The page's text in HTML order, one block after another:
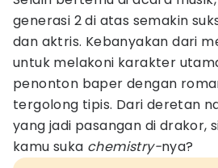
generasi 2 di atas semakin
dan aktris. Kebanyakan dari
untuk melakoni karakter
penonton baper dengan
tergolong tipis. Dari deretan
yang jadi pasangan di drakor,
kamu suka chemistry-nya?